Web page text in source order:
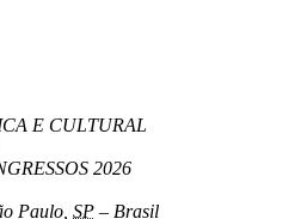
E CULTURAL
2026
Paulo SP – Brasil